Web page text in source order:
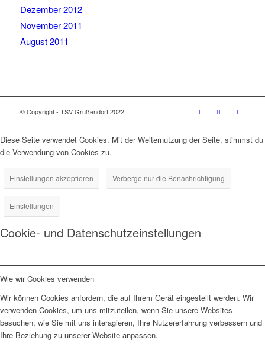
Dezember 2012
November 2011
August 2011
© Copyright - TSV Grußendorf 2022
Diese Seite verwendet Cookies. Mit der Weiternutzung der Seite, stimmst du
die Verwendung von Cookies zu.
Einstellungen akzeptieren Verberge nur die Benachrichtigung
Einstellungen
Cookie- und Datenschutzeinstellungen
Wie wir Cookies verwenden
Wir können Cookies anfordern, die auf Ihrem Gerät eingestellt werden. Wir
verwenden Cookies, um uns mitzuteilen, wenn Sie unsere Websites
besuchen, wie Sie mit uns interagieren, Ihre Nutzererfahrung verbessern und
Ihre Beziehung zu unserer Website anpassen.